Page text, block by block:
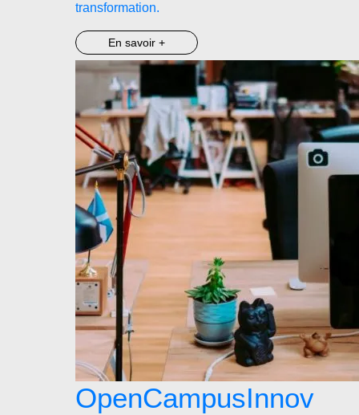
transformation.
En savoir +
OpenCampusInnov